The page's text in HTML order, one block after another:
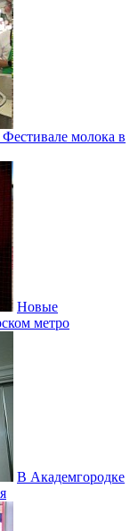
молока в
Новые
метро
В Академгородке